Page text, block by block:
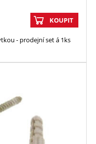
KOUPIT
- prodejní set á 1ks